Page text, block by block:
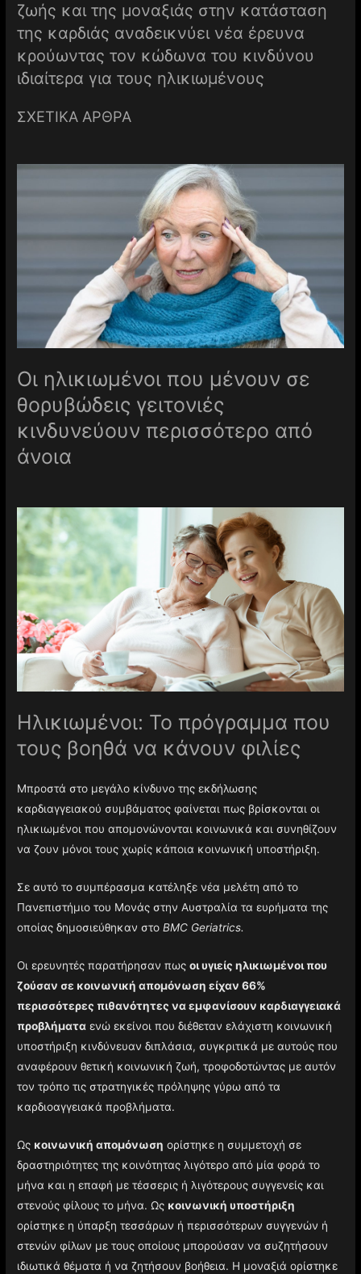
ζωής και της μοναξιάς στην κατάσταση
της καρδιάς αναδεικνύει νέα έρευνα
κρούωντας τον κώδωνα του κινδύνου
ιδιαίτερα για τους ηλικιωμένους
ΣΧΕΤΙΚΑ ΑΡΘΡΑ
Οι ηλικιωμένοι που μένουν σε
θορυβώδεις γειτονιές
κινδυνεύουν περισσότερο από
άνοια
Ηλικιωμένοι: Το πρόγραμμα που
τους βοηθά να κάνουν φιλίες
Μπροστά στο μεγάλο κίνδυνο της εκδήλωσης
καρδιαγγειακού συμβάματος φαίνεται πως βρίσκονται οι
ηλικιωμένοι που απομονώνονται κοινωνικά και συνηθίζουν
να ζουν μόνοι τους χωρίς κάποια κοινωνική υποστήριξη.
Σε αυτό το συμπέρασμα κατέληξε νέα μελέτη από το
Πανεπιστήμιο του Μονάς στην Αυστραλία τα ευρήματα της
οποίας δημοσιεύθηκαν στοBMC Geriatrics.
Οι ερευνητές παρατήρησαν πωςοι υγιείς ηλικιωμένοι που
ζούσαν σε κοινωνική απομόνωση είχαν 66%
περισσότερες πιθανότητες να εμφανίσουν καρδιαγγειακά
προβλήματα ενώ εκείνοι που διέθεταν ελάχιστη κοινωνική
υποστήριξη κινδύνευαν διπλάσια, συγκριτικά με αυτούς που
αναφέρουν θετική κοινωνική ζωή, τροφοδοτώντας με αυτόν
τον τρόπο τις στρατηγικές πρόληψης γύρω από τα
καρδιοαγγειακά προβλήματα.
Ως κοινωνική απομόνωση ορίστηκε η συμμετοχή σε
δραστηριότητες της κοινότητας λιγότερο από μία φορά το
μήνα και η επαφή με τέσσερις ή λιγότερους συγγενείς και
στενούς φίλους το μήνα. Ως κοινωνική υποστήριξη
ορίστηκε η ύπαρξη τεσσάρων ή περισσότερων συγγενών ή
στενών φίλων με τους οποίους μπορούσαν να συζητήσουν
ιδιωτικά θέματα ή να ζητήσουν βοήθεια. Η μοναξιά ορίστηκε